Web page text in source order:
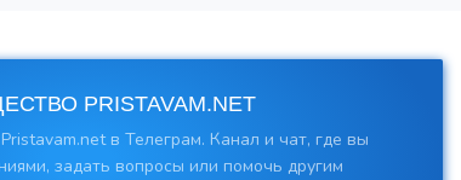
PRISTAVAM.NET
в Телеграм. Канал и чат, где вы
задать вопросы или помочь другим